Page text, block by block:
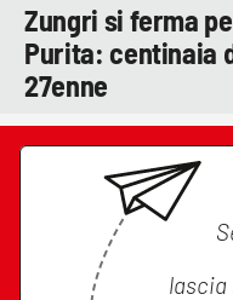
Zungri si ferma
Purita: centinaia
27enne